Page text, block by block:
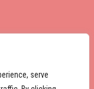
serve